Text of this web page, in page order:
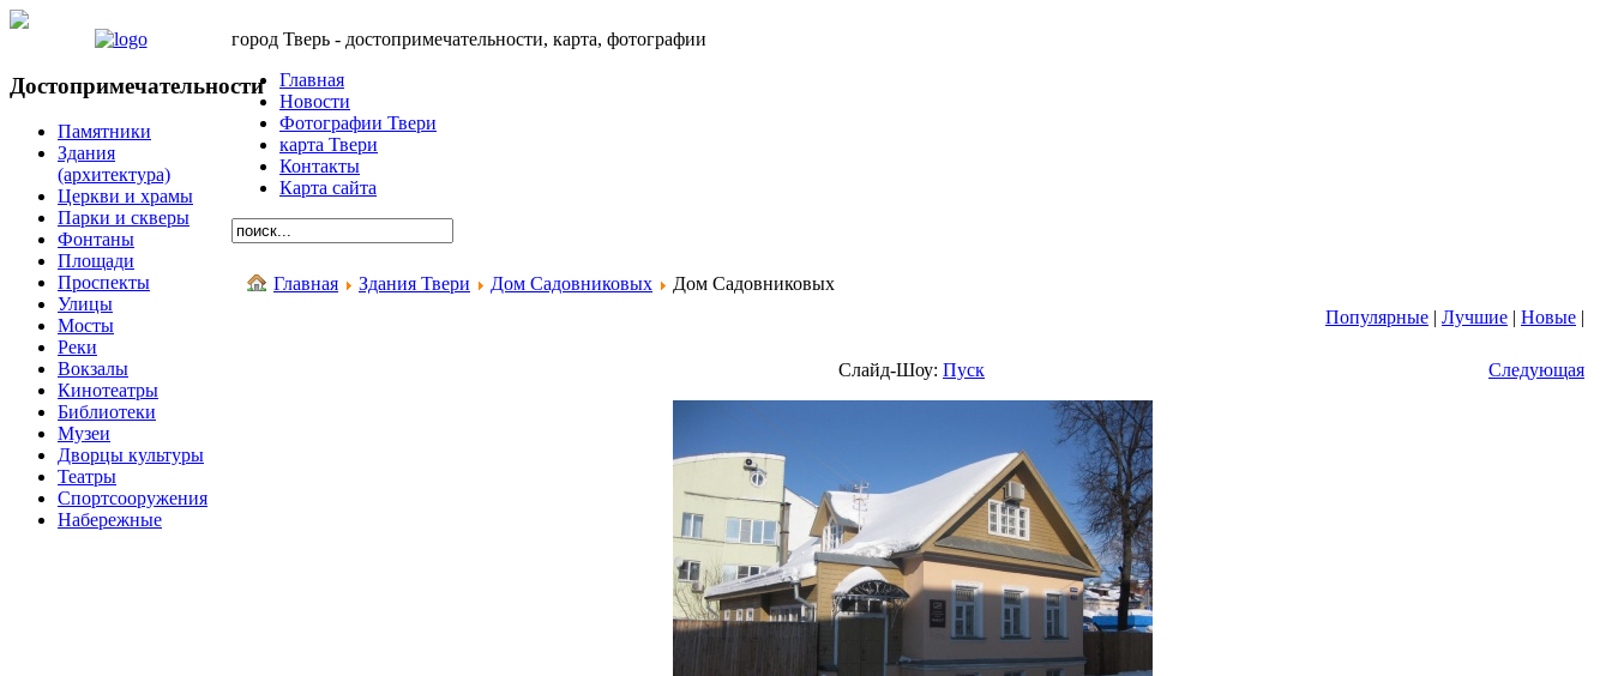
Достопримечательности
Памятники
Здания
(архитектура)
Церкви и храмы
Парки и скверы
Фонтаны
Площади
Проспекты
Улицы
Мосты
Реки
Вокзалы
Кинотеатры
Библиотеки
Музеи
Дворцы культуры
Театры
Спортсооружения
Набережные
город Тверь - достопримечательности, карта, фотографии
Главная
Новости
Фотографии Твери
карта Твери
Контакты
Карта сайта
Главная Здания Твери Дом Садовниковых
Дом Садовниковых
Популярные | Лучшие | Новые |
Слайд-Шоу: Пуск Следующая